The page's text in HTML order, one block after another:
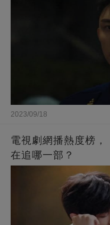
2023/09/18
電視劇網播熱度榜
在追哪一部？